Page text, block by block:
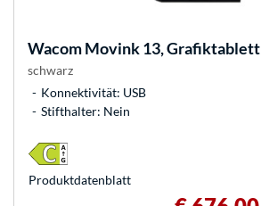
WacomMovink 13, Grafiktablett
schwarz
Konnektivität: USB
Stifthalter: Nein
Produkt­datenblatt